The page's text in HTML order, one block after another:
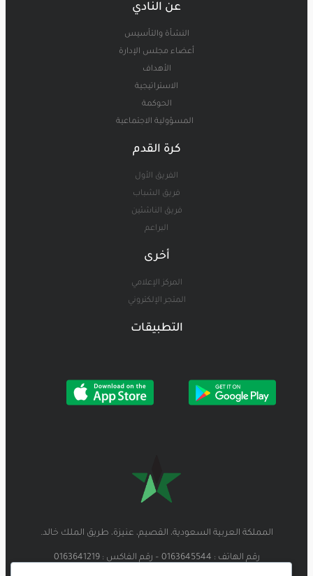
عن النادي
النشأة والتأسيس
أعضاء مجلس الإدارة
الأهداف
الاستراتيجية
الحوكمة
المسؤولية الاجتماعية
كرة القدم
الفريق الأول
فريق الشباب
فريق الناشئين
البراعم
أخرى
المركز الإعلامي
المتجر الإلكتروني
التطبيقات
المملكة العربية السعودية، القصيم، عنيزة، طريق الملك خالد.
رقم الهاتف : 0163645544 – رقم الفاكس : 0163641219